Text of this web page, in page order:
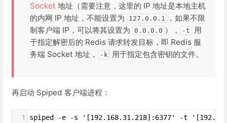
Socket 地址（需要注意，这里的 IP 地址是本地主机
的内网 IP 地址，不能设置为
127.0.0.1
，如果不限
制客户端 IP，可以将其设置为 0.0.0.0 ）， -t
用
于指定解密后的 Redis 请求转发目标，即 Redis 服
务端 Socket 地址，
-k 用于指定包含密钥的文件。
再启动 Spiped 客户端进程：
1 spiped -e -s '[192.168.31.218]:6377' -t